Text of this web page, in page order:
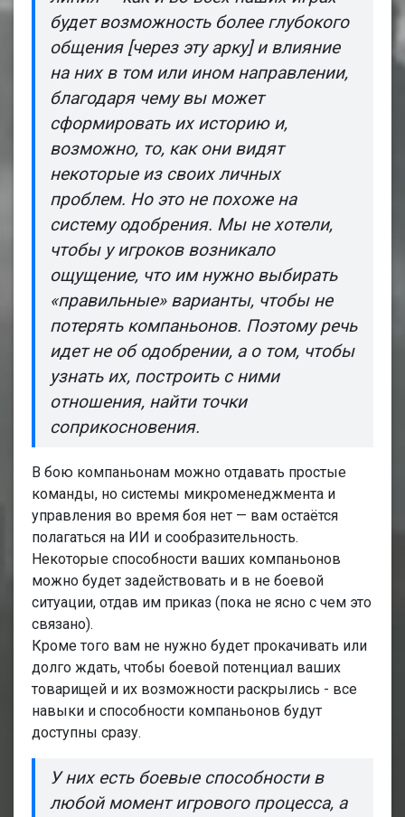
будет возможность более глубокого
общения [через эту арку] и влияние
на них в том или ином направлении,
благодаря чему вы может
сформировать их историю и,
возможно, то, как они видят
некоторые из своих личных
проблем. Но это не похоже на
систему одобрения. Мы не хотели,
чтобы у игроков возникало
ощущение, что им нужно выбирать
«правильные» варианты, чтобы не
потерять компаньонов. Поэтому речь
идет не об одобрении, а о том, чтобы
узнать их, построить с ними
отношения, найти точки
соприкосновения.
В бою компаньонам можно отдавать простые
команды, но системы микроменеджмента и
управления во время боя нет — вам остаётся
полагаться на ИИ и сообразительность.
Некоторые способности ваших компаньонов
можно будет задействовать и в не боевой
ситуации, отдав им приказ (пока не ясно с чем это
связано).
Кроме того вам не нужно будет прокачивать или
долго ждать, чтобы боевой потенциал ваших
товарищей и их возможности раскрылись - все
навыки и способности компаньонов будут
доступны сразу.
У них есть боевые способности в
любой момент игрового процесса, а